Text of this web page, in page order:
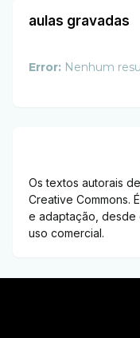
aulas gravadas
Error: Nenhum
Os textos autorais
Creative Commons.
e adaptação, desde
uso comercial.